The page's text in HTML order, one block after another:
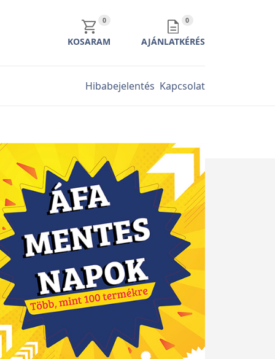
0KOSÁR TARTALMA
KOSARAM
0AJÁNLATKÉRÉS TARTALMA
AJÁNLATKÉRÉS
Hibabejelentés Kapcsolat